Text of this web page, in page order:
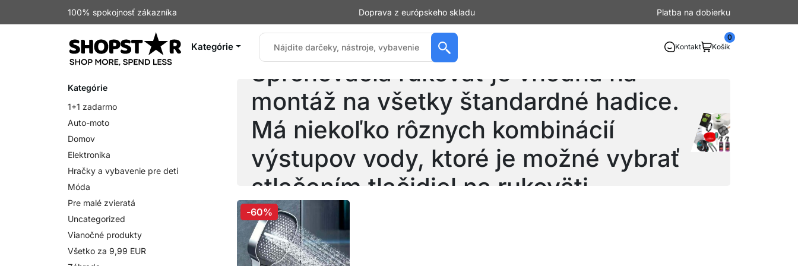
100% spokojnosť zákazníka Doprava z európskeho skladu Platba na dobierku
Kategórie Kontakt Košík
0
Sprchovacia rukoväť je vhodná na
montáž na všetky štandardné hadice.
Má niekoľko rôznych kombinácií
výstupov vody, ktoré je možné vybrať
stlačením tlačidiel na rukoväti.
-60%
Kategórie
1+1 zadarmo
Auto-moto
Domov
Elektronika
Hračky a vybavenie pre deti
Móda
Pre malé zvieratá
Uncategorized
Vianočné produkty
Všetko za 9,99 EUR